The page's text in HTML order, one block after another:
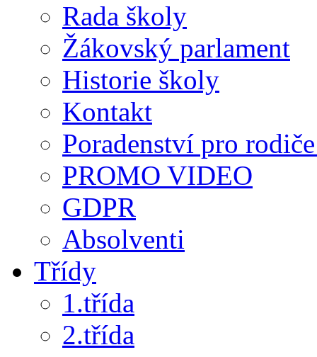
Rada školy
Žákovský parlament
Historie školy
Kontakt
Poradenství pro
PROMO VIDEO
GDPR
Absolventi
Třídy
1.třída
2.třída